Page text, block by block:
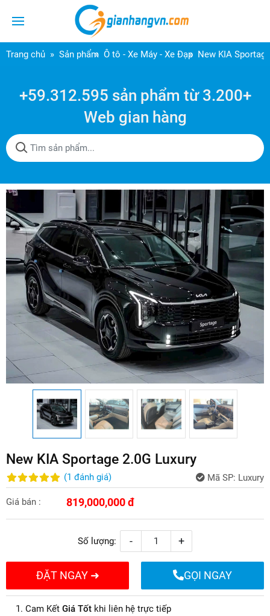
Trang chủ Sản phẩm Ô tô - Xe Máy - Xe Đạp New KIA
+59.312.595 sản phẩm từ 3.200+
Web gian hàng
New KIA Sportage 2.0G Luxury
(1 đánh giá) Mã SP: Luxury
Giá bán : 819,000,000 đ
Số lượng: - +
ĐẶT NGAY ➜ GỌI NGAY
Cam Kết Giá Tốt khi liên hệ trực tiếp